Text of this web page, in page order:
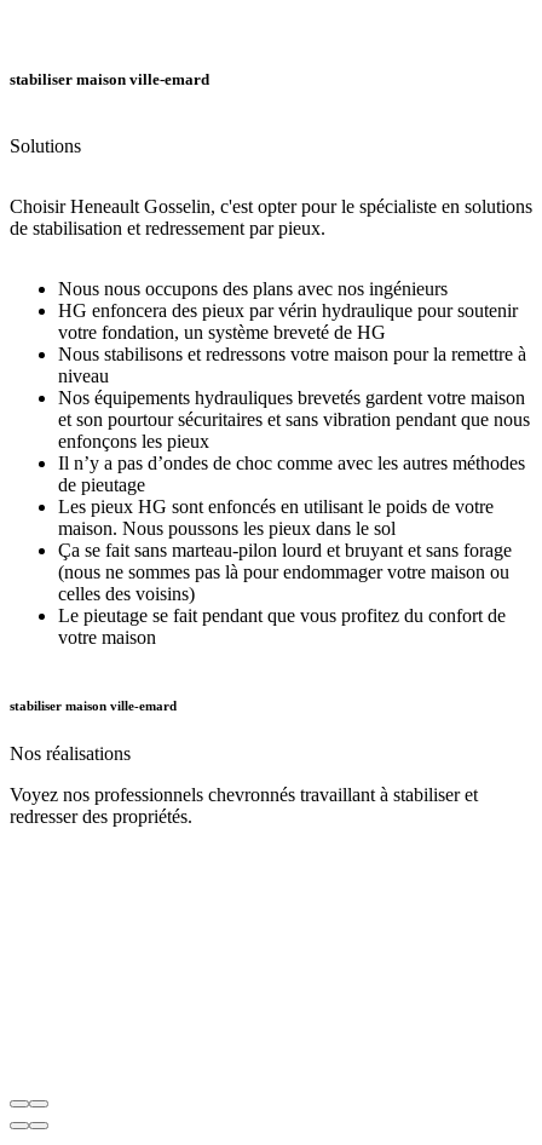
stabiliser maison ville-emard
Solutions
Choisir Heneault Gosselin, c'est opter pour le spécialiste en solutions
de stabilisation et redressement par pieux.
Nous nous occupons des plans avec nos ingénieurs
HG enfoncera des pieux par vérin hydraulique pour soutenir
votre fondation, un système breveté de HG
Nous stabilisons et redressons votre maison pour la remettre à
niveau
Nos équipements hydrauliques brevetés gardent votre maison
et son pourtour sécuritaires et sans vibration pendant que nous
enfonçons les pieux
Il n’y a pas d’ondes de choc comme avec les autres méthodes
de pieutage
Les pieux HG sont enfoncés en utilisant le poids de votre
maison. Nous poussons les pieux dans le sol
Ça se fait sans marteau-pilon lourd et bruyant et sans forage
(nous ne sommes pas là pour endommager votre maison ou
celles des voisins)
Le pieutage se fait pendant que vous profitez du confort de
votre maison
stabiliser maison ville-emard
Nos réalisations
Voyez nos professionnels chevronnés travaillant à stabiliser et
redresser des propriétés.